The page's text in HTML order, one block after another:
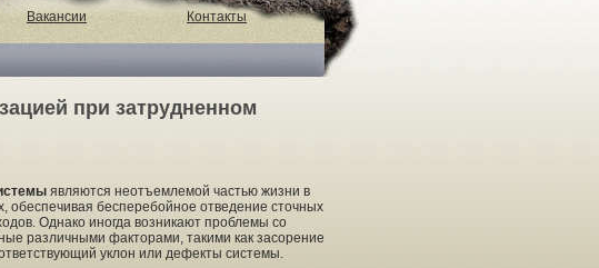
Вакансии Контакты
при затрудненном
являются неотъемлемой частью жизни в
обеспечивая бесперебойное отведение сточных
Однако иногда возникают проблемы со
различными факторами, такими как засорение
уклон или дефекты системы.